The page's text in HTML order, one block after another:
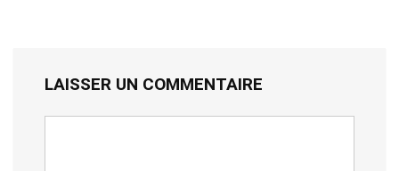
LAISSER UN COMMENTAIRE